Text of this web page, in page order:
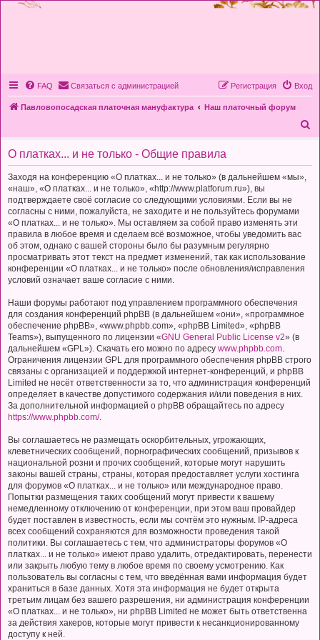
FAQ Связаться с администрацией Вход
Регистрация
Павловопосадская платочная мануфактура
Наш платочный форум
О платках... и не только - Общие правила
Заходя на конференцию «О платках... и не только» (в дальнейшем «мы»,
«наш», «О платках... и не только», «http://www.platforum.ru»), вы
подтверждаете своё согласие со следующими условиями. Если вы не
согласны с ними, пожалуйста, не заходите и не пользуйтесь форумами
«О платках... и не только». Мы оставляем за собой право изменять эти
правила в любое время и сделаем всё возможное, чтобы уведомить вас
об этом, однако с вашей стороны было бы разумным регулярно
просматривать этот текст на предмет изменений, так как использование
конференции «О платках... и не только» после обновления/исправления
условий означает ваше согласие с ними.
Наши форумы работают под управлением программного обеспечения
для создания конференций phpBB (в дальнейшем «они», «программное
обеспечение phpBB», «www.phpbb.com», «phpBB Limited», «phpBB
Teams»), выпущенного по лицензии «GNU General Public License v2» (в
дальнейшем «GPL»). Скачать его можно по адресу www.phpbb.com
Ограничения лицензии GPL для программного обеспечения phpBB строго
связаны с организацией и поддержкой интернет-конференций, и phpBB
Limited не несёт ответственности за то, что администрация конференций
определяет в качестве допустимого содержания и/или поведения в них.
За дополнительной информацией о phpBB обращайтесь по адресу
https://www.phpbb.com/.
Вы соглашаетесь не размещать оскорбительных, угрожающих,
клеветнических сообщений, порнографических сообщений, призывов к
национальной розни и прочих сообщений, которые могут нарушить
законы вашей страны, страны, которая предоставляет услуги хостинга
для форумов «О платках... и не только» или международное право.
Попытки размещения таких сообщений могут привести к вашему
немедленному отключению от конференции, при этом ваш провайдер
будет поставлен в известность, если мы сочтём это нужным. IP-адреса
всех сообщений сохраняются для возможности проведения такой
политики. Вы соглашаетесь с тем, что администраторы форумов «О
платках... и не только» имеют право удалить, отредактировать, перенести
или закрыть любую тему в любое время по своему усмотрению. Как
пользователь вы согласны с тем, что введённая вами информация будет
храниться в базе данных. Хотя эта информация не будет открыта
третьим лицам без вашего разрешения, ни администрация конференции
«О платках... и не только», ни phpBB Limited не может быть ответственна
за действия хакеров, которые могут привести к несанкционированному
доступу к ней.